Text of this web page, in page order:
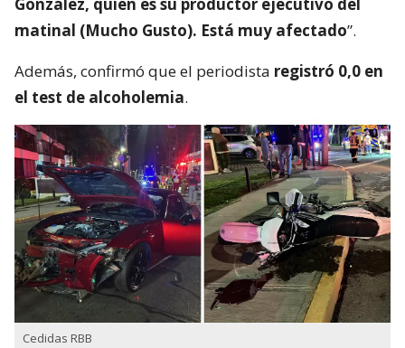
matinal (Mucho Gusto). Está muy afectado”.
Además, confirmó que el periodista registró 0,0 en
el test de alcoholemia.
Cedidas RBB